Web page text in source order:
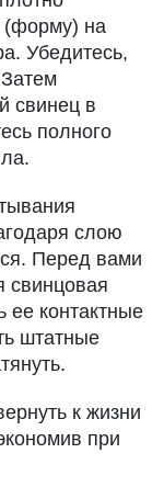
(форму) на
Убедитесь,
Затем
свинец в
полного
слою
Перед вами
свинцовая
ее контактные
штатные
к жизни
при